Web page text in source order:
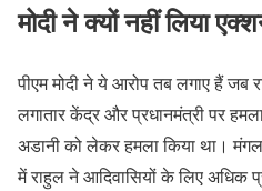
मोदी ने क्यों नहीं लिया
पीएम मोदी ने ये आरोप तब लगाए हैं जब
लगातार केंद्र और प्रधानमंत्री पर
अडानी को लेकर हमला किया था।
में राहुल ने आदिवासियों के लिए अधिक